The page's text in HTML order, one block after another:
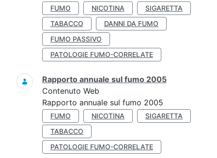
FUMO NICOTINA
SIGARETTA
TABACCO
DANNI DA FUMO
FUMO PASSIVO
PATOLOGIE FUMO-CORRELATE
Rapporto annuale sul fumo 2005
Contenuto Web
Rapporto annuale sul fumo 2005
FUMO NICOTINA
SIGARETTA
TABACCO
PATOLOGIE FUMO-CORRELATE